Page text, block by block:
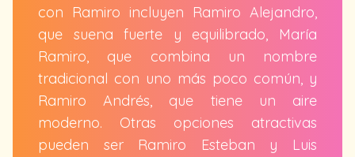
con Ramiro incluyen Ramiro Alejandro,
que suena fuerte y equilibrado, María
Ramiro, que combina un nombre
tradicional con uno más poco común, y
Ramiro Andrés, que tiene un aire
moderno. Otras opciones atractivas
pueden ser Ramiro Esteban y Luis